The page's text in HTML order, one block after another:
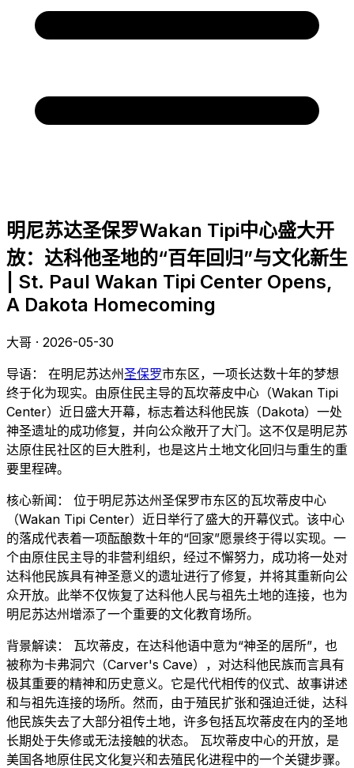
明尼苏达圣保罗Wakan Tipi中心盛大开
放：达科他圣地的“百年回归”与文化新生
| St. Paul Wakan Tipi Center Opens,
A Dakota Homecoming
大哥 · 2026-05-30
导语： 在明尼苏达州圣保罗市东区，一项长达数十年的梦想
终于化为现实。由原住民主导的瓦坎蒂皮中心（Wakan Tipi
Center）近日盛大开幕，标志着达科他民族（Dakota）一处
神圣遗址的成功修复，并向公众敞开了大门。这不仅是明尼苏
达原住民社区的巨大胜利，也是这片土地文化回归与重生的重
要里程碑。
核心新闻： 位于明尼苏达州圣保罗市东区的瓦坎蒂皮中心
（Wakan Tipi Center）近日举行了盛大的开幕仪式。该中心
的落成代表着一项酝酿数十年的“回家”愿景终于得以实现。一
个由原住民主导的非营利组织，经过不懈努力，成功将一处对
达科他民族具有神圣意义的遗址进行了修复，并将其重新向公
众开放。此举不仅恢复了达科他人民与祖先土地的连接，也为
明尼苏达州增添了一个重要的文化教育场所。
背景解读： 瓦坎蒂皮，在达科他语中意为“神圣的居所”，也
被称为卡弗洞穴（Carver's Cave），对达科他民族而言具有
极其重要的精神和历史意义。它是代代相传的仪式、故事讲述
和与祖先连接的场所。然而，由于殖民扩张和强迫迁徙，达科
他民族失去了大部分祖传土地，许多包括瓦坎蒂皮在内的圣地
长期处于失修或无法接触的状态。 瓦坎蒂皮中心的开放，是
美国各地原住民文化复兴和去殖民化进程中的一个关键步骤。